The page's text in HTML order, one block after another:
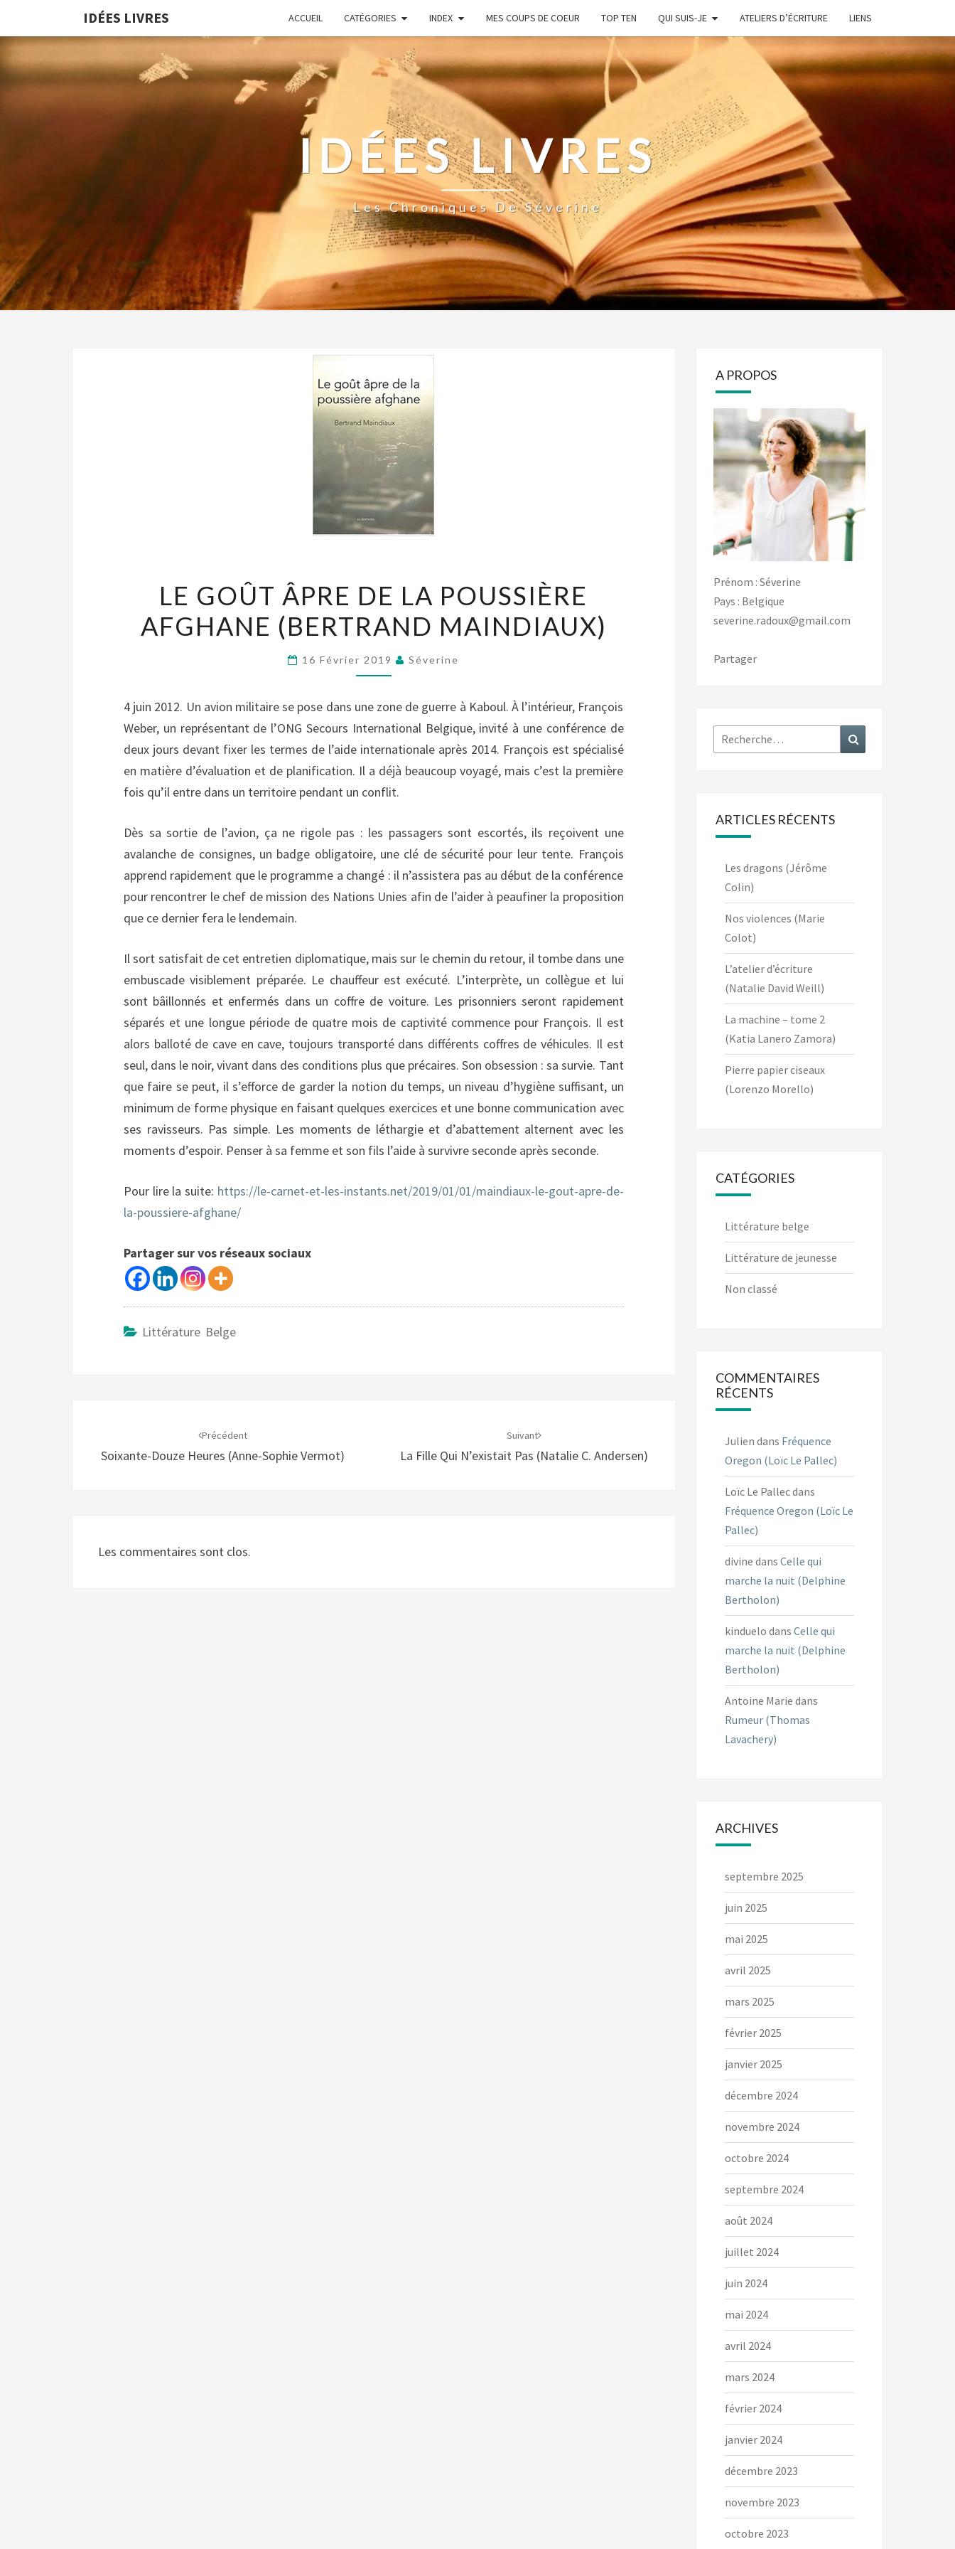
IDÉES LIVRES ACCUEIL CATÉGORIES INDEX MES COUPS DE COEUR TOP TEN QUI SUIS-JE ATELIERS D’ÉCRITURE LIENS
IDÉES LIVRES
Les Chroniques De Séverine
GOÛT
ÂPRE
DE
LA
AFGHANE
(BERTRAND
MAINDIAUX)
LE GOÛT ÂPRE DE LA POUSSIÈRE
AFGHANE (BERTRAND MAINDIAUX)
16 Février 2019 Séverine
4 juin 2012. Un avion militaire se pose dans une zone de guerre à Kaboul. À l’intérieur, François
Weber, un représentant de l’ONG Secours International Belgique, invité à une conférence de
deux jours devant fixer les termes de l’aide internationale après 2014. François est spécialisé
en matière d’évaluation et de planification. Il a déjà beaucoup voyagé, mais c’est la première
fois qu’il entre dans un territoire pendant un conflit.
Dès sa sortie de l’avion, ça ne rigole pas : les passagers sont escortés, ils reçoivent une
avalanche de consignes, un badge obligatoire, une clé de sécurité pour leur tente. François
apprend rapidement que le programme a changé : il n’assistera pas au début de la conférence
pour rencontrer le chef de mission des Nations Unies afin de l’aider à peaufiner la proposition
que ce dernier fera le lendemain.
Il sort satisfait de cet entretien diplomatique, mais sur le chemin du retour, il tombe dans une
embuscade visiblement préparée. Le chauffeur est exécuté. L’interprète, un collègue et lui
sont bâillonnés et enfermés dans un coffre de voiture. Les prisonniers seront rapidement
séparés et une longue période de quatre mois de captivité commence pour François. Il est
alors balloté de cave en cave, toujours transporté dans différents coffres de véhicules. Il est
seul, dans le noir, vivant dans des conditions plus que précaires. Son obsession : sa survie. Tant
que faire se peut, il s’efforce de garder la notion du temps, un niveau d’hygiène suffisant, un
minimum de forme physique en faisant quelques exercices et une bonne communication avec
ses ravisseurs. Pas simple. Les moments de léthargie et d’abattement alternent avec les
moments d’espoir. Penser à sa femme et son fils l’aide à survivre seconde après seconde.
Pour lire la suite: https://le-carnet-et-les-instants.net/2019/01/01/maindiaux-le-gout-apre-de-
la-poussiere-afghane/
Partager sur vos réseaux sociaux
Littérature Belge
Précédent
Soixante-Douze Heures (Anne-Sophie Vermot)
Suivant
La Fille Qui N’existait Pas (Natalie C. Andersen)
Les commentaires sont clos.
A PROPOS
Prénom : Séverine
Pays : Belgique
severine.radoux@gmail.com
Partager
Rechercher :
ARTICLES RÉCENTS
Les dragons (Jérôme
Colin)
Nos violences (Marie
Colot)
L’atelier d’écriture
(Natalie David Weill)
La machine – tome 2
(Katia Lanero Zamora)
Pierre papier ciseaux
(Lorenzo Morello)
CATÉGORIES
Littérature belge
Littérature de jeunesse
Non classé
COMMENTAIRES
RÉCENTS
Julien dans Fréquence
Oregon (Loïc Le Pallec)
Loïc Le Pallecdans
Fréquence Oregon (Loïc Le
Pallec)
divine dans Celle qui
marche la nuit (Delphine
Bertholon)
kinduelo dans Celle qui
marche la nuit (Delphine
Bertholon)
Antoine Marie dans
Rumeur (Thomas
Lavachery)
ARCHIVES
septembre 2025
juin 2025
mai 2025
avril 2025
mars 2025
février 2025
janvier 2025
décembre 2024
novembre 2024
octobre 2024
septembre 2024
août 2024
juillet 2024
juin 2024
mai 2024
avril 2024
mars 2024
février 2024
janvier 2024
décembre 2023
novembre 2023
octobre 2023